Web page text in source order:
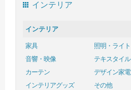
インテリア
インテリア
家具
照明・ライト
音響・映像
テキスタイル
カーテン
デザイン家電
インテリアグッズ
その他